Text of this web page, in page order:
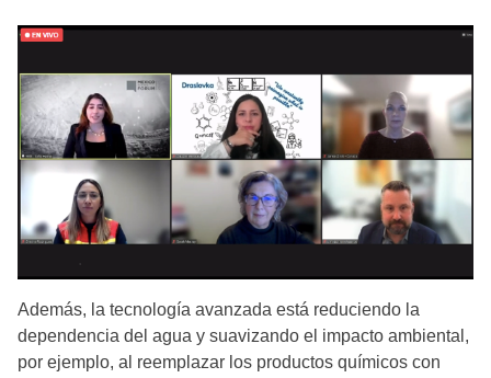
Además, la tecnología avanzada está reduciendo la
dependencia del agua y suavizando el impacto ambiental,
por ejemplo, al reemplazar los productos químicos con